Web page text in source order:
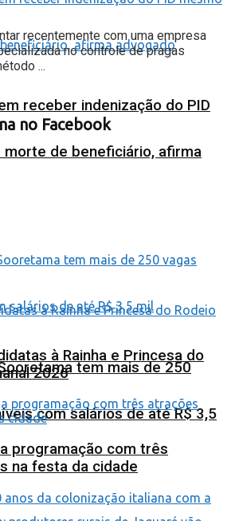
receber indenização do PID
morte de beneficiário, afirma
tem mais de 250
com salários de até R$ 3,5
recentemente com uma empresa
no controle de pragas
...
no Facebook
à Rainha e Princesa do
2026
programação com três
na festa da cidade